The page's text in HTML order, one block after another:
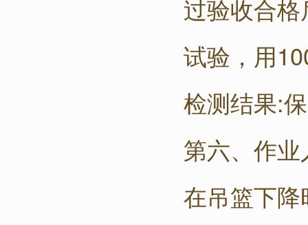
过验收合
试验，用
检测结果:
第六、作
在吊篮下